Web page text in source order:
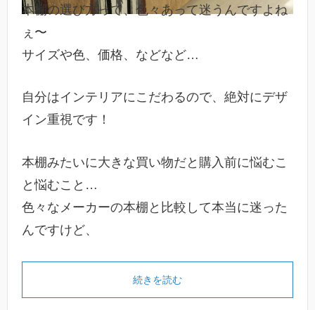
本棚の選び方って、色々あって迷うんですよね
ぇ〜
サイズや色、価格、などなど…
自分はインテリアにこだわるので、絶対にデザ
イン重視です！
本棚みたいに大きな買い物だと購入前に悩むこ
と悩むこと…
色々なメーカーの本棚と比較して本当に迷った
んですけど、
続きを読む